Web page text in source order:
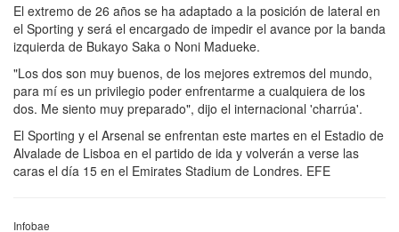
El extremo de 26 años se ha adaptado a la posición de lateral en
el Sporting y será el encargado de impedir el avance por la banda
izquierda de Bukayo Saka o Noni Madueke.
"Los dos son muy buenos, de los mejores extremos del mundo,
para mí es un privilegio poder enfrentarme a cualquiera de los
dos. Me siento muy preparado", dijo el internacional 'charrúa'.
El Sporting y el Arsenal se enfrentan este martes en el Estadio de
Alvalade de Lisboa en el partido de ida y volverán a verse las
caras el día 15 en el Emirates Stadium de Londres. EFE
Infobae